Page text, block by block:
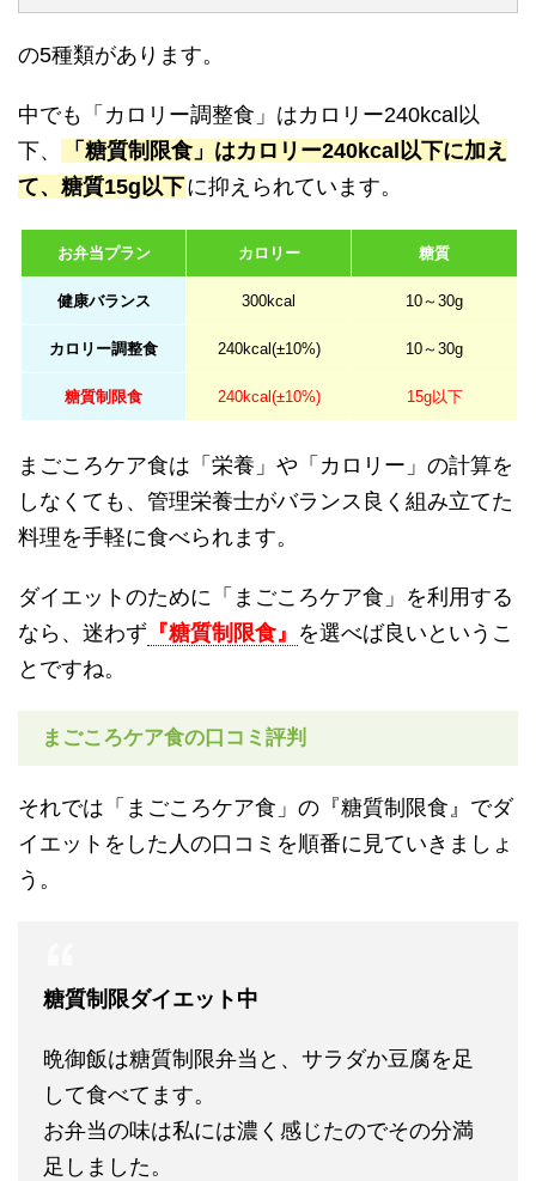
の5種類があります。
中でも「カロリー調整食」はカロリー240kcal以
下、
「糖質制限食」はカロリー240kcal以下に加え
て、糖質15g以下に抑えられています。
お弁当プラン カロリー 糖質
健康バランス 300kcal 10～30g
カロリー調整食 240kcal(±10%) 10～30g
糖質制限食 240kcal(±10%) 15g以下
まごころケア食は「栄養」や「カロリー」の計算を
しなくても、管理栄養士がバランス良く組み立てた
料理を手軽に食べられます。
ダイエットのために「まごころケア食」を利用する
なら、迷わず 『糖質制限食』 を選べば良いというこ
とですね。
まごころケア食の口コミ評判
それでは「まごころケア食」の『糖質制限食』でダ
イエットをした人の口コミを順番に見ていきましょ
う。
糖質制限ダイエット中
晩御飯は糖質制限弁当と、サラダか豆腐を足
して食べてます。
お弁当の味は私には濃く感じたのでその分満
足しました。